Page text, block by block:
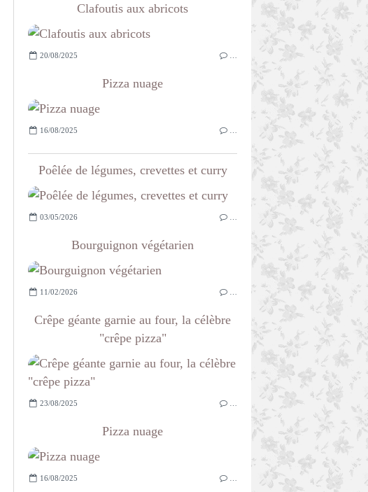
Clafoutis aux abricots
20/08/2025
Pizza nuage
16/08/2025
Poêlée de légumes, crevettes et curry
03/05/2026
Bourguignon végétarien
11/02/2026
Crêpe géante garnie au four, la célèbre
"crêpe pizza"
23/08/2025
Pizza nuage
16/08/2025